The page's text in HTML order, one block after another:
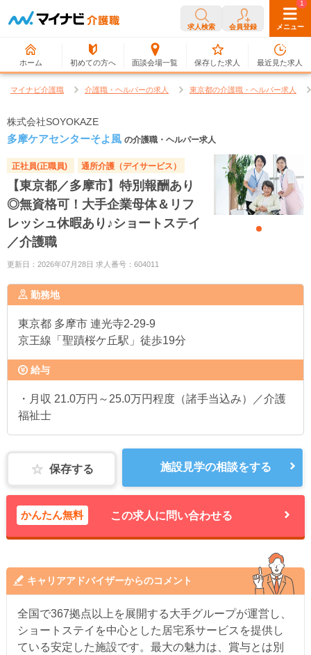
求人検索 会員登録 メニュー
ホーム 初めての方へ 面談会場一覧
0
保存した求人
1
最近見た求人
マイナビ介護職 介護職・ヘルパーの求人 東京都の介護職・ヘルパー求人
株式会社SOYOKAZE
多摩ケアセンターそよ風 の介護職・ヘルパー求人
正社員(正職員) 通所介護（デイサービス）
【東京都／多摩市】特別報酬あり
◎無資格可！大手企業母体＆リフ
レッシュ休暇あり♪ショートステイ
／介護職
更新日：2026年07月28日 求人番号：604011
勤務地
東京都 多摩市 連光寺2-29-9
京王線「聖蹟桜ケ丘駅」徒歩19分
給与
・月収 21.0万円～25.0万円程度（諸手当込み）／介護
福祉士
保存する 施設見学の相談をする
かんたん無料 この求人に問い合わせる
キャリアアドバイザーからのコメント
全国で367拠点以上を展開する大手グループが運営し、
ショートステイを中心とした居宅系サービスを提供し
ている安定した施設です。最大の魅力は、賞与とは別